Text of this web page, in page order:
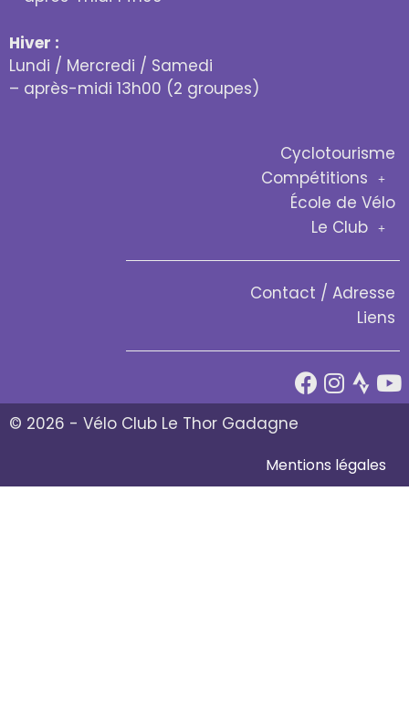
Hiver :
Lundi / Mercredi / Samedi
– après-midi 13h00 (2 groupes)
Cyclotourisme
Compétitions
École de Vélo
Le Club
Contact / Adresse
Liens
© 2026 - Vélo Club Le Thor Gadagne
Mentions légales